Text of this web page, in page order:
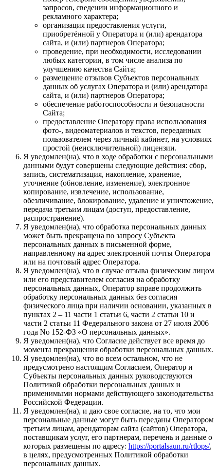
запросов, сведении информационного и
рекламного характера;
организация предоставления услуги,
приобретённой у Оператора и (или) арендатора
сайта, и (или) партнеров Оператора;
проведение, при необходимости, исследовании
любых категории, в том числе анализа по
улучшению качества Сайта;
размещение отзывов Субъектов персональных
данных об услугах Оператора и (или) арендатора
сайта, и (или) партнеров Оператора;
обеспечение работоспособности и безопасности
Сайта;
предоставление Оператору права использования
фото-, видеоматериалов и текстов, переданных
пользователем через личный кабинет, на условиях
простой (неисключительной) лицензии.
Я уведомлен(на), что в ходе обработки с персональными
данными будут совершены следующие действия: сбор,
запись, систематизация, накопление, хранение,
уточнение (обновление, изменение), электронное
копирование, извлечение, использование,
обезличивание, блокирование, удаление и уничтожение,
передача третьим лицам (доступ, предоставление,
распространение).
Я уведомлен(на), что обработка персональных данных
может быть прекращена по запросу Субъекта
персональных данных в письменной форме,
направленному на адрес электронной почты Оператора
или на почтовый адрес Оператора.
Я уведомлен(на), что в случае отзыва физическим лицом
или его представителем согласия на обработку
персональных данных, Оператор вправе продолжить
обработку персональных данных без согласия
физического лица при наличии основании, указанных в
пунктах 2 – 11 части 1 статьи 6, части 2 статьи 10 и
части 2 статьи 11 Федерального закона от 27 июля 2006
года No 152-ФЗ «О персональных данных».
Я уведомлен(на), что Согласие действует все время до
момента прекращения обработки персональных данных.
Я уведомлен(на), что во всем остальном, что не
предусмотрено настоящим Согласием, Оператор и
Субъекты персональных данных руководствуются
Политикой обработки персональных данных и
применимыми нормами действующего законодательства
Российской Федерации.
Я уведомлен(на), и даю свое согласие, на то, что мои
персональные данные могут быть переданы Оператором
третьим лицам, арендаторам сайта (сайтов) Оператора,
поставщикам услуг, его партнерам, перечень и данные о
которых размещены по адресу: https://portalsaun.ru/rtlops/,
в целях, предусмотренных Политикой обработки
персональных данных.